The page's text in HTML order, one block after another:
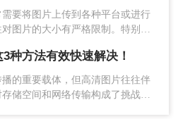
要将图片上传到各种平台或进行
图片的大小有严格限制。特别是
缩图片2m以下呢？以下将详细介
帮助您轻松实现图片大小的压
种方法有效快速解决！
的重要载体，但高清图片往往伴
储空间和网络传输构成了挑战。